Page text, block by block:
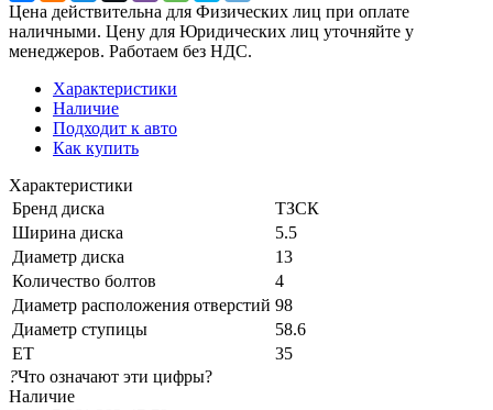
Цена действительна для Физических лиц при оплате
наличными. Цену для Юридических лиц уточняйте у
менеджеров. Работаем без НДС.
Характеристики
Наличие
Подходит к авто
Как купить
Характеристики
Бренд диска
ТЗСК
Ширина диска
5.5
Диаметр диска
13
Количество болтов
4
Диаметр расположения отверстий 98
Диаметр ступицы
58.6
ЕТ
35
?Что означают эти цифры?
Наличие